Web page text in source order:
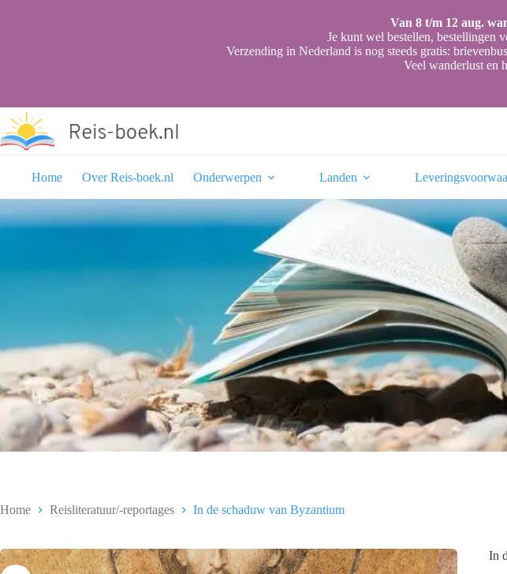
Van 8 t/m 12 aug.
Je kunt wel bestellen, bestellingen
Verzending in Nederland is nog steeds gratis:
Veel wanderlust en
Home
Over Reis-boek.nl Onderwerpen Landen
Home Reisliteratuur/-reportages In de schaduw van Byzantium
In